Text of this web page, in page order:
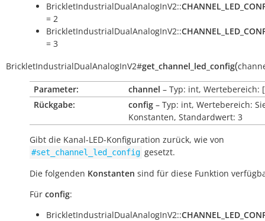
BrickletIndustrialDualAnalogInV2::
= 2
BrickletIndustrialDualAnalogInV2::
= 3
BrickletIndustrialDualAnalogInV2#get_channel_led_config(
Parameter: channel – Typ: int, Wertebereich:
Rückgabe:
config – Typ: int, Wertebereich:
Konstanten, Standardwert: 3
Gibt die Kanal-LED-Konfiguration zurück, wie von
#set_channel_led_config gesetzt.
Die folgenden Konstanten sind für diese Funktion
Für config:
BrickletIndustrialDualAnalogInV2::